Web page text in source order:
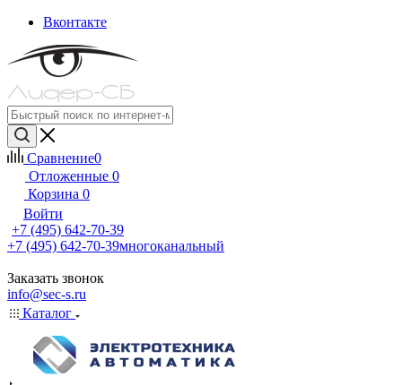
Вконтакте
Сравнение0
Отложенные 0
Корзина 0
Войти
+7 (495) 642-70-39
+7 (495) 642-70-39многоканальный
Заказать звонок
info@sec-s.ru
Каталог